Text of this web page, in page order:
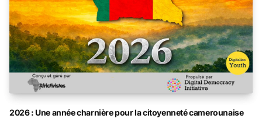
2026 : Une année charnière pour la citoyenneté camerounaise